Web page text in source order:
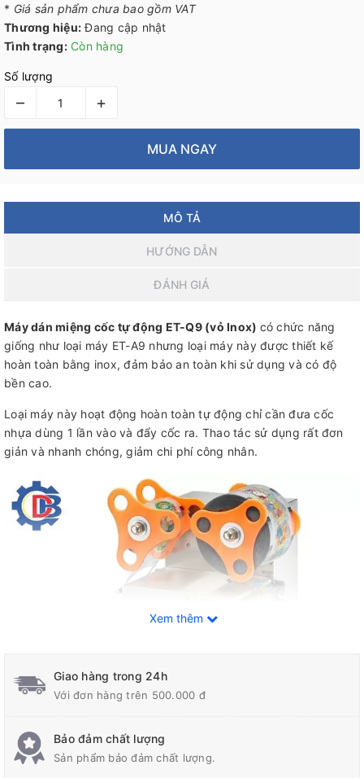
* Giá sản phẩm chưa bao gồm VAT
Thương hiệu: Đang cập nhật
Tình trạng: Còn hàng
Số lượng
– +
MUA NGAY
MÔ TẢ
HƯỚNG DẪN
ĐÁNH GIÁ
Máy dán miệng cốc tự động ET-Q9 (vỏ Inox) có chức năng
giống như loại máy ET-A9 nhưng loại máy này được thiết kế
hoàn toàn bằng inox, đảm bảo an toàn khi sử dụng và có độ
bền cao.
Loại máy này hoạt động hoàn toàn tự động chỉ cần đưa cốc
nhựa dùng 1 lần vào và đẩy cốc ra. Thao tác sử dụng rất đơn
giản và nhanh chóng, giảm chi phí công nhân.
Xem thêm
Giao hàng trong 24h
Với đơn hàng trên 500.000 đ
Bảo đảm chất lượng
Sản phẩm bảo đảm chất lượng.